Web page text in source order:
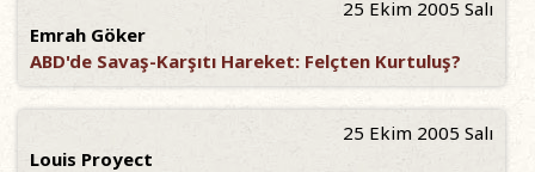
25 Ekim 2005 Salı
Emrah Göker
ABD'de Savaş-Karşıtı Hareket: Felçten Kurtuluş?
25 Ekim 2005 Salı
Louis Proyect